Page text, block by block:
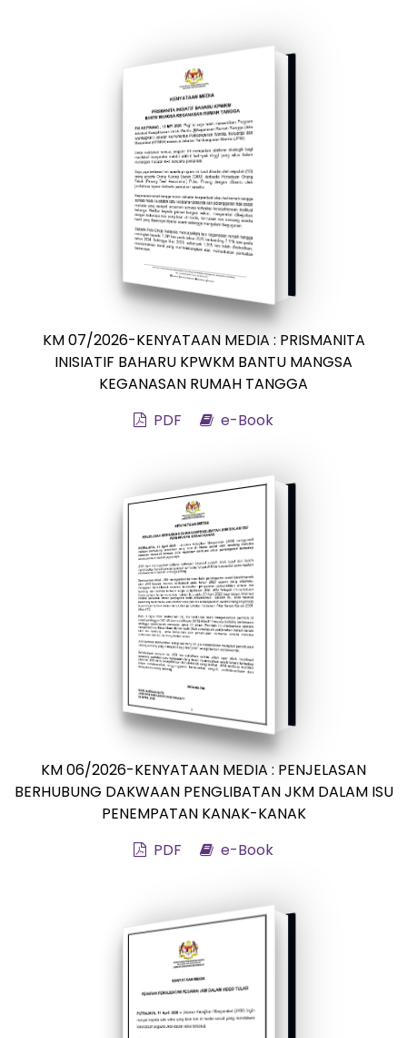
KM 07/2026-KENYATAAN MEDIA : PRISMANITA
INISIATIF BAHARU KPWKM BANTU MANGSA
KEGANASAN RUMAH TANGGA
PDF
e-Book
KM 06/2026-KENYATAAN MEDIA : PENJELASAN
BERHUBUNG DAKWAAN PENGLIBATAN JKM DALAM ISU
PENEMPATAN KANAK-KANAK
PDF
e-Book